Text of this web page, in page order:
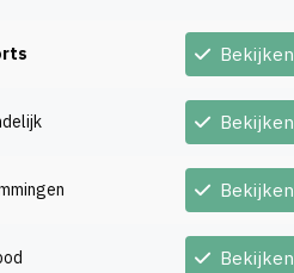
Bekijken
Bekijken
Bekijken
Bekijken